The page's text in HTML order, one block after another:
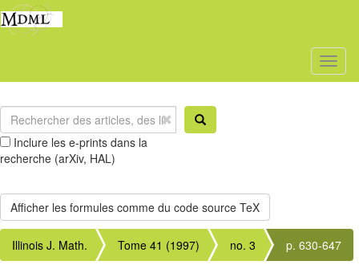
Inclure les e-prints dans la
recherche (arXiv, HAL)
Illinois J. Math. Tome 41 (1997) no. 3 p. 630-647